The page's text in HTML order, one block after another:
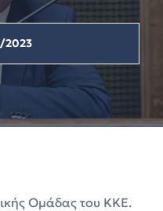
Ομάδας του ΚΚΕ.